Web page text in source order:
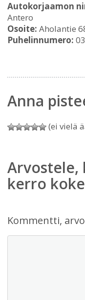
Autokorjaamon
Antero
Osoite: Aholantie
Puhelinnumero:
Anna
(ei vielä
kerro
Kommentti,